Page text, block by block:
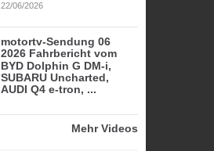
22/06/2026
motortv-Sendung 06
2026 Fahrbericht vom
BYD Dolphin G DM-i,
SUBARU Uncharted,
AUDI Q4 e-tron, ...
Mehr Videos